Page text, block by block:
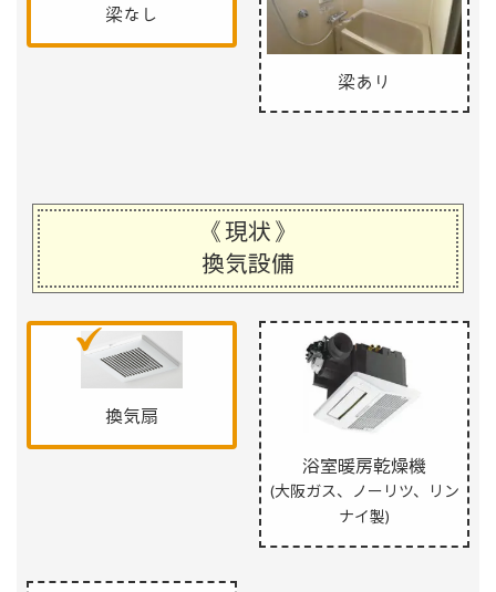
梁なし
梁あり
《現状》
換気設備
換気扇
浴室暖房乾燥機
(大阪ガス、ノーリツ、リン
ナイ製)